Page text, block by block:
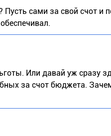
сами за свой счот и
Или давай уж сразу
за счот бюджета.